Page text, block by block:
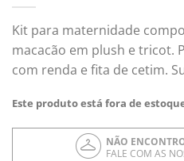
Kit para maternidade
macacão em plush e tricot.
com renda e fita de cetim.
Este produto está fora de
NÃO
FALE COM AS